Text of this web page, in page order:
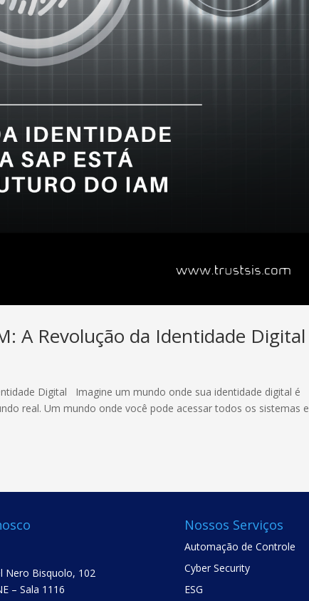
A Revolução da Identidade Digital
Digital Imagine um mundo onde sua identidade digital é
real. Um mundo onde você pode acessar todos os sistemas e
Nero Bisquolo, 102
– Sala 1116
Nossos Serviços
Automação de Controle
Cyber Security
ESG